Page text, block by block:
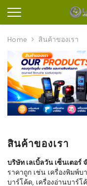
Home สินค้าของเรา
สินค้าของเรา
บริษัท เลเบิ้ลวัน เซ็นเตอร์
ราคาถูก เช่น เครื่องพิมพ์บ
บาร์โค้ด, เครื่องอ่านบาร์โ